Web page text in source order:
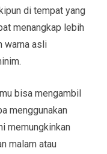
di tempat yang
menangkap lebih
warna asli
bisa mengambil
menggunakan
memungkinkan
malam atau